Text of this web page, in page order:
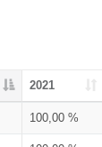
2021
100,00 %